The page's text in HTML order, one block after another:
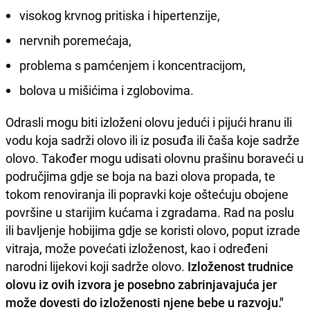
visokog krvnog pritiska i hipertenzije,
nervnih poremećaja,
problema s pamćenjem i koncentracijom,
bolova u mišićima i zglobovima.
Odrasli mogu biti izloženi olovu jedući i pijući hranu ili
vodu koja sadrži olovo ili iz posuđa ili čaša koje sadrže
olovo. Također mogu udisati olovnu prašinu boraveći u
područjima gdje se boja na bazi olova propada, te
tokom renoviranja ili popravki koje oštećuju obojene
površine u starijim kućama i zgradama. Rad na poslu
ili bavljenje hobijima gdje se koristi olovo, poput izrade
vitraja, može povećati izloženost, kao i određeni
narodni lijekovi koji sadrže olovo. Izloženost trudnice
olovu iz ovih izvora je posebno zabrinjavajuća jer
može dovesti do izloženosti njene bebe u razvoju."